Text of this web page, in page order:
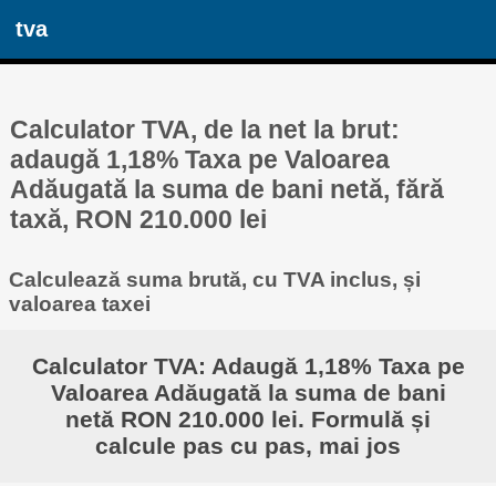
tva
Calculator TVA, de la net la brut:
adaugă 1,18% Taxa pe Valoarea
Adăugată la suma de bani netă, fără
taxă, RON 210.000 lei
Calculează suma brută, cu TVA inclus, și
valoarea taxei
Calculator TVA: Adaugă 1,18% Taxa pe
Valoarea Adăugată la suma de bani
netă RON 210.000 lei. Formulă și
calcule pas cu pas, mai jos